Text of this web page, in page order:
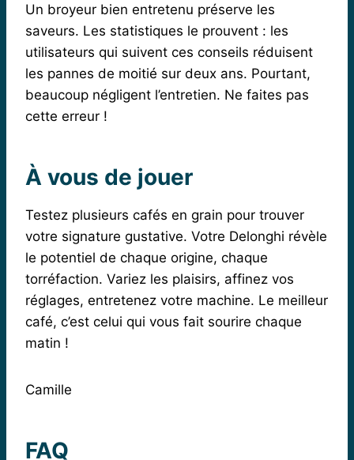
Un broyeur bien entretenu préserve les
saveurs. Les statistiques le prouvent : les
utilisateurs qui suivent ces conseils réduisent
les pannes de moitié sur deux ans. Pourtant,
beaucoup négligent l’entretien. Ne faites pas
cette erreur !
À vous de jouer
Testez plusieurs cafés en grain pour trouver
votre signature gustative. Votre Delonghi révèle
le potentiel de chaque origine, chaque
torréfaction. Variez les plaisirs, affinez vos
réglages, entretenez votre machine. Le meilleur
café, c’est celui qui vous fait sourire chaque
matin !
Camille
FAQ